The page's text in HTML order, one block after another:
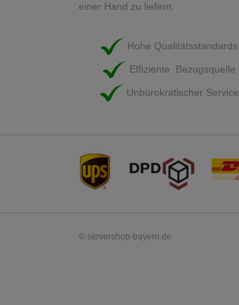
einer Hand zu liefern.
Hohe Qualitätsstandards
Effiziente Bezugsquelle
Unbürokratischer Service
© servershop-bayern.de